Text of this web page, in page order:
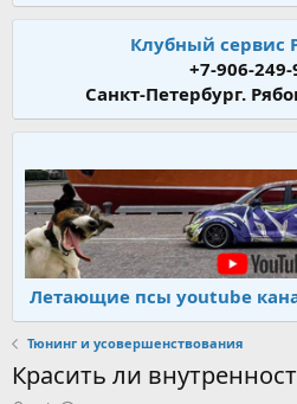
Клубный сервис
+7-906-249-
Санкт-Петербург.
Летающие псы youtube
Тюнинг и усовершенствования
Красить ли